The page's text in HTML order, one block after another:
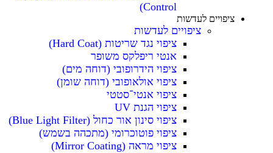
Control)
ציפויים לעדשות
ציפויים לעדשות
ציפוי נגד שריטות (Hard Coat)
אנטי ריפלקס משופר
ציפוי הידרופובי (דוחה מים)
ציפוי אולאופובי (דוחה שומן)
ציפוי אנטי־סטטי
ציפוי הגנת UV
ציפוי סינון אור כחול (Blue Light Filter)
ציפוי פוטוכרומי (מתכהה בשמש)
ציפוי מראה (Mirror Coating)